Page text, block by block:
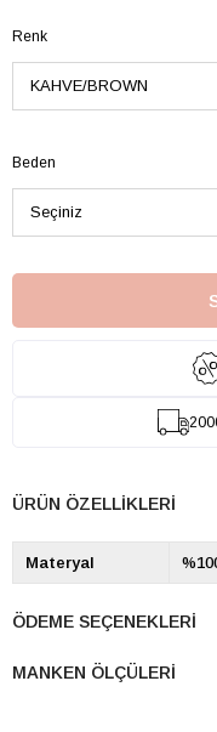
Renk
Beden
ÜRÜN ÖZELLIKLERI
Materyal
ÖDEME SEÇENEKLERI
MANKEN ÖLÇÜLERI